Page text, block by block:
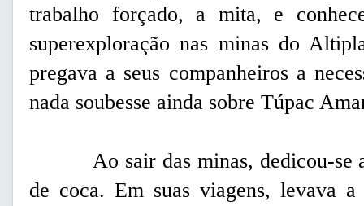
trabalho forçado, a mita, e
superexploração nas minas do
pregava a seus companheiros a
nada soubesse ainda sobre Túpac
Ao sair das minas, dedicou-se
de coca. Em suas viagens, levava a